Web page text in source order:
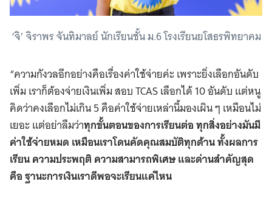
‘จิ’ จิราพร จันทิมาลย์ นักเรียนชั้น ม.6 โรงเรียนยโสธรพิทยาคม
“ความกังวลอีกอย่างคือเรื่องค่าใช้จ่ายค่ะ เพราะยิ่งเลือกอันดับ
เพิ่ม เราก็ต้องจ่ายเงินเพิ่ม สอบ TCAS เลือกได้ 10 อันดับ แต่หนู
คิดว่าคงเลือกไม่เกิน 5 คือค่าใช้จ่ายเหล่านี้มองเผิน ๆ เหมือนไม่
เยอะ แต่อย่าลืมว่าทุกขั้นตอนของการเรียนต่อ ทุกสิ่งอย่างมันมี
ค่าใช้จ่ายหมด เหมือนเราโดนคัดคุณสมบัติทุกด้าน ทั้งผลการ
เรียน ความประพฤติ ความสามารถพิเศษ และด่านสำคัญสุด
คือ ฐานะการเงินเราดีพอจะเรียนแค่ไหน